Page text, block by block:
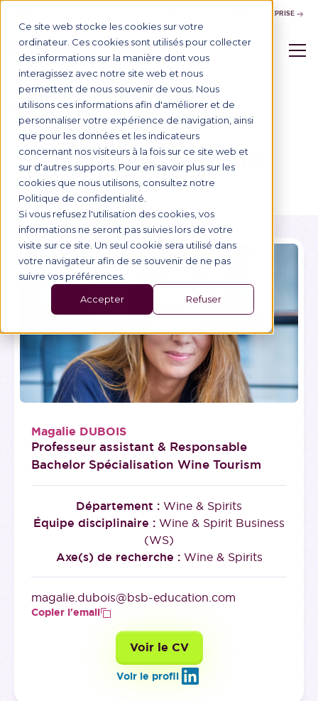
Ce site web stocke les cookies sur votre
ordinateur. Ces cookies sont utilisés pour collecter
des informations sur la manière dont vous
interagissez avec notre site web et nous
permettent de nous souvenir de vous. Nous
utilisons ces informations afin d'améliorer et de
personnaliser votre expérience de navigation, ainsi
que pour les données et les indicateurs
concernant nos visiteurs à la fois sur ce site web et
sur d'autres supports. Pour en savoir plus sur les
cookies que nous utilisons, consultez notre
Politique de confidentialité.
Si vous refusez l'utilisation des cookies, vos
informations ne seront pas suivies lors de votre
visite sur ce site. Un seul cookie sera utilisé dans
votre navigateur afin de se souvenir de ne pas
suivre vos préférences.
Accepter Refuser
ESPACE ENTREPRISE
Annuaire
ANNUAIRE DES PROFESSEURS
MAGALIE DUBOIS
Magalie DUBOIS
Professeur assistant & Responsable
Bachelor Spécialisation Wine Tourism
Département : Wine & Spirits
Équipe disciplinaire : Wine & Spirit Business
(WS)
Axe(s) de recherche : Wine & Spirits
magalie.dubois@bsb-education.com
Copier l'email
Voir le CV
Voir le profil